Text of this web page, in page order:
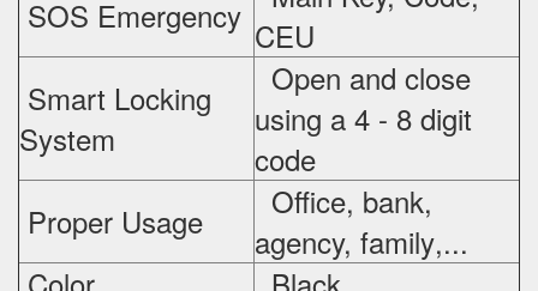
SOS Emergency CEU
Smart Locking
System
Open and close
using a 4 - 8 digit
code
Proper Usage
Office, bank,
agency, family,...
Color
Black